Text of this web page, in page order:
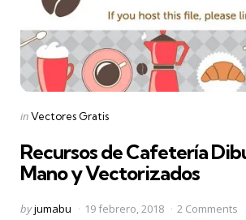
Categories
Posted
inVectores Gratis
Recursos de Cafetería
Mano y Vectorizados
Posted
byjumabu 19 febrero, 2018 2 Comments